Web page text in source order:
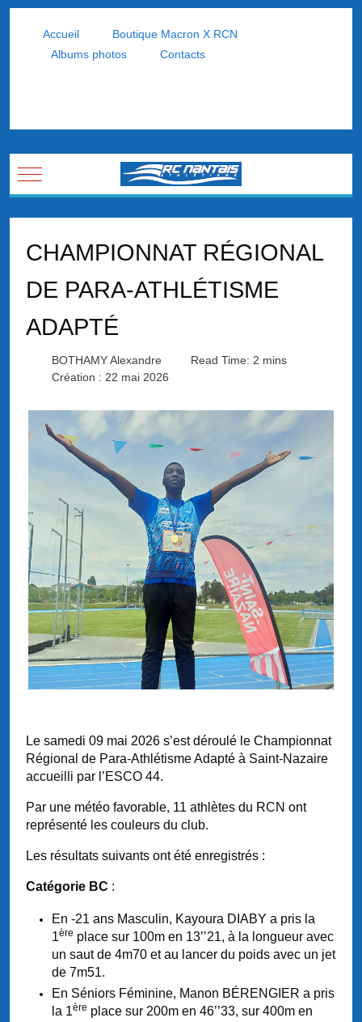
Accueil
Boutique Macron X RCN
Albums photos
Contacts
Mobile Menu Toggle
CHAMPIONNAT RÉGIONAL
DE PARA-ATHLÉTISME
ADAPTÉ
BOTHAMY Alexandre
Read Time: 2 mins
Création : 22 mai 2026
Le samedi 09 mai 2026 s’est déroulé le Championnat
Régional de Para-Athlétisme Adapté à Saint-Nazaire
accueilli par l’ESCO 44.
Par une météo favorable, 11 athlètes du RCN ont
représenté les couleurs du club.
Les résultats suivants ont été enregistrés :
Catégorie BC :
En -21 ans Masculin, Kayoura DIABY a pris la
1ère place sur 100m en 13’’21, à la longueur avec
un saut de 4m70 et au lancer du poids avec un jet
de 7m51.
En Séniors Féminine, Manon BÉRENGIER a pris
la 1ère place sur 200m en 46’’33, sur 400m en